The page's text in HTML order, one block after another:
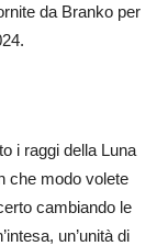
da Branko per
i raggi della Luna
che modo volete
cambiando le
un’unità di